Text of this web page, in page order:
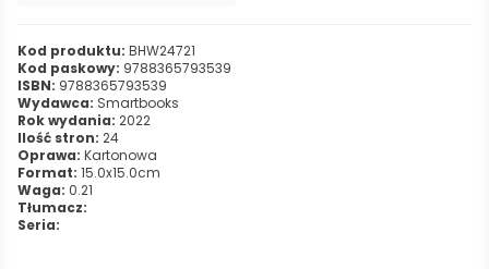
Kod produktu: BHW24721
Kod paskowy: 9788365793539
ISBN: 9788365793539
Wydawca: Smartbooks
Rok wydania: 2022
Ilość stron: 24
Oprawa: Kartonowa
Format: 15.0x15.0cm
Waga: 0.21
Tłumacz:
Seria: